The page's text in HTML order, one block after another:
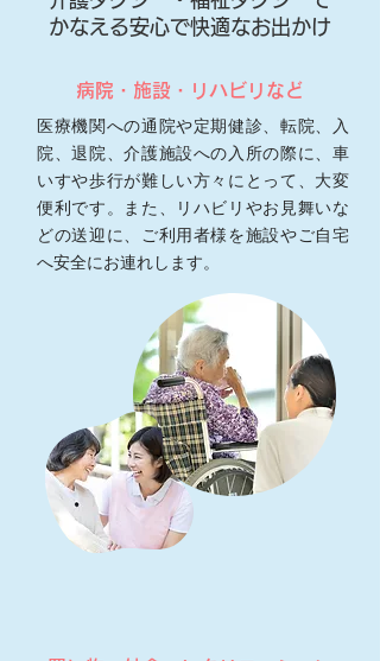
かなえる安心で快適なお出かけ
病院・施設・リハビリなど
医療機関への通院や定期健診、転院、入
院、退院、介護施設への入所の際に、車
いすや歩行が難しい方々にとって、大変
便利です。また、リハビリやお見舞いな
どの送迎に、ご利用者様を施設やご自宅
へ安全にお連れします。